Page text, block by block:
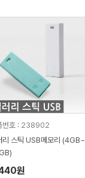
번호 : 238902
리 스틱 USB메모리 (4GB~
원